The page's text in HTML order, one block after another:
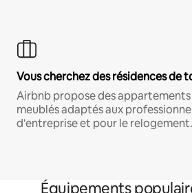
Vous cherchez des résidences de
Airbnb propose des
meublés adaptés aux
d'entreprise et pour le relogement.
Équipements